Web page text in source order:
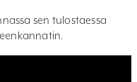
sen tulostaessa